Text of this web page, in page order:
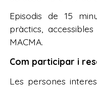
Episodis de 15
pràctics,
MACMA.
Com participar i
Les persones